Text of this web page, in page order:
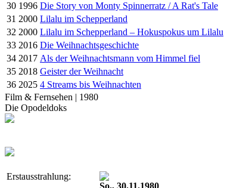
30 1996 Die Story von Monty Spinnerratz / A Rat's Tale
31 2000 Lilalu im Schepperland
32 2000 Lilalu im Schepperland – Hokuspokus um Lilalu
33 2016 Die Weihnachtsgeschichte
34 2017 Als der Weihnachtsmann vom Himmel fiel
35 2018 Geister der Weihnacht
36 2025 4 Streams bis Weihnachten
Film & Fernsehen | 1980
Die Opodeldoks
Erstausstrahlung:
So., 30.11.1980